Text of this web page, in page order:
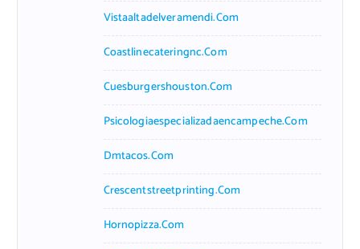
Vistaaltadelveramendi.com
Coastlinecateringnc.com
Cuesburgershouston.com
Psicologiaespecializadaencampeche.com
Dmtacos.com
Crescentstreetprinting.com
Hornopizza.com